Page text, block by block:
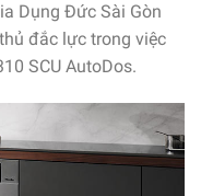
Dụng Đức Sài Gòn
đắc lực trong việc
SCU AutoDos.